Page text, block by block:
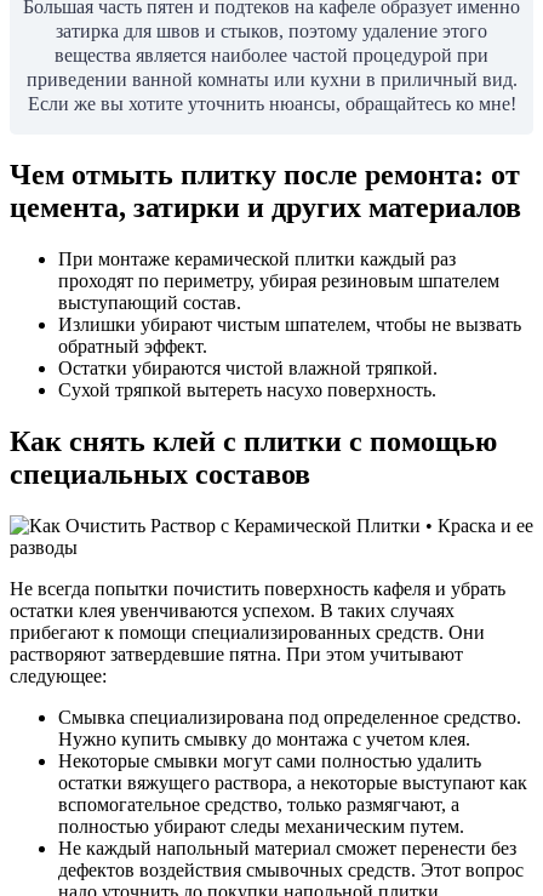
Большая часть пятен и подтеков на кафеле образует именно
затирка для швов и стыков, поэтому удаление этого
вещества является наиболее частой процедурой при
приведении ванной комнаты или кухни в приличный вид.
Если же вы хотите уточнить нюансы, обращайтесь ко мне!
Чем отмыть плитку после ремонта: от
цемента, затирки и других материалов
При монтаже керамической плитки каждый раз
проходят по периметру, убирая резиновым шпателем
выступающий состав.
Излишки убирают чистым шпателем, чтобы не вызвать
обратный эффект.
Остатки убираются чистой влажной тряпкой.
Сухой тряпкой вытереть насухо поверхность.
Как снять клей с плитки с помощью
специальных составов
Не всегда попытки почистить поверхность кафеля и убрать
остатки клея увенчиваются успехом. В таких случаях
прибегают к помощи специализированных средств. Они
растворяют затвердевшие пятна. При этом учитывают
следующее:
Смывка специализирована под определенное средство.
Нужно купить смывку до монтажа с учетом клея.
Некоторые смывки могут сами полностью удалить
остатки вяжущего раствора, а некоторые выступают как
вспомогательное средство, только размягчают, а
полностью убирают следы механическим путем.
Не каждый напольный материал сможет перенести без
дефектов воздействия смывочных средств. Этот вопрос
надо уточнить до покупки напольной плитки.